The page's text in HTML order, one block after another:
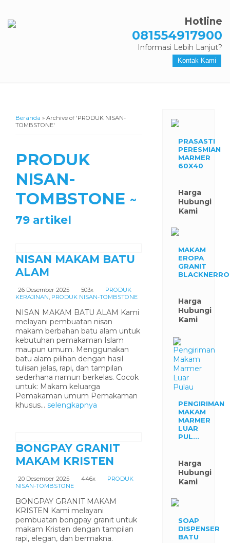
Hotline
081554917900
Informasi Lebih Lanjut?
Kontak Kami
Beranda » Archive of 'PRODUK NISAN-
TOMBSTONE'
PRODUK
NISAN-
TOMBSTONE ~
79 artikel
NISAN MAKAM BATU
ALAM
26 Desember 2025 503x
PRODUK
KERAJINAN, PRODUK NISAN-TOMBSTONE
NISAN MAKAM BATU ALAM Kami
melayani pembuatan nisan
makam berbahan batu alam untuk
kebutuhan pemakaman Islam
maupun umum. Menggunakan
batu alam pilihan dengan hasil
tulisan jelas, rapi, dan tampilan
sederhana namun berkelas. Cocok
untuk: Makam keluarga
Pemakaman umum Pemakaman
khusus... selengkapnya
BONGPAY GRANIT
MAKAM KRISTEN
20 Desember 2025 446x
PRODUK
NISAN-TOMBSTONE
BONGPAY GRANIT MAKAM
KRISTEN Kami melayani
pembuatan bongpay granit untuk
makam Kristen dengan tampilan
rapi, elegan, dan bermakna.
PRASASTI
PERESMIAN
MARMER
60X40
Harga
Hubungi
Kami
MAKAM
EROPA
GRANIT
BLACKNERRO
Harga
Hubungi
Kami
PENGIRIMAN
MAKAM
MARMER
LUAR
PUL...
Harga
Hubungi
Kami
SOAP
DISPENSER
BATU